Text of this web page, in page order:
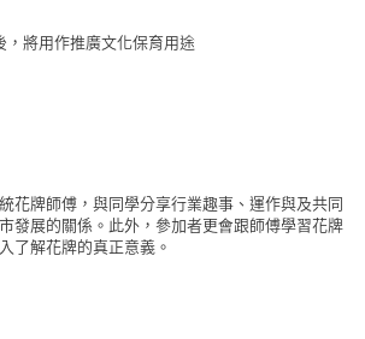
將用作推廣文化保育用途
花牌師傅，與同學分享行業趣事、運作與及共同
發展的關係。此外，參加者更會跟師傅學習花牌
了解花牌的真正意義。